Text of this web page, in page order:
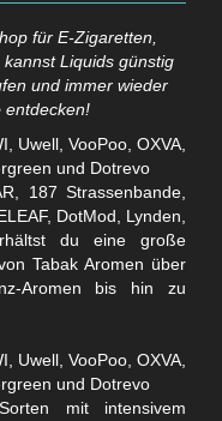
für E-Zigaretten,
Liquids günstig
und immer wieder
entdecken!
187 Strassenbande,
DotMod, Lynden,
du eine große
Tabak Aromen über
Aromen bis hin zu
mit intensivem